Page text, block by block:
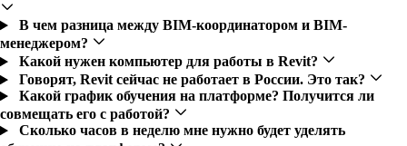
В чем разница между BIM-координатором и BIM-
менеджером?
Какой нужен компьютер для работы в Revit?
Говорят, Revit сейчас не работает в России. Это так?
Какой график обучения на платформе? Получится ли
совмещать его с работой?
Сколько часов в неделю мне нужно будет уделять